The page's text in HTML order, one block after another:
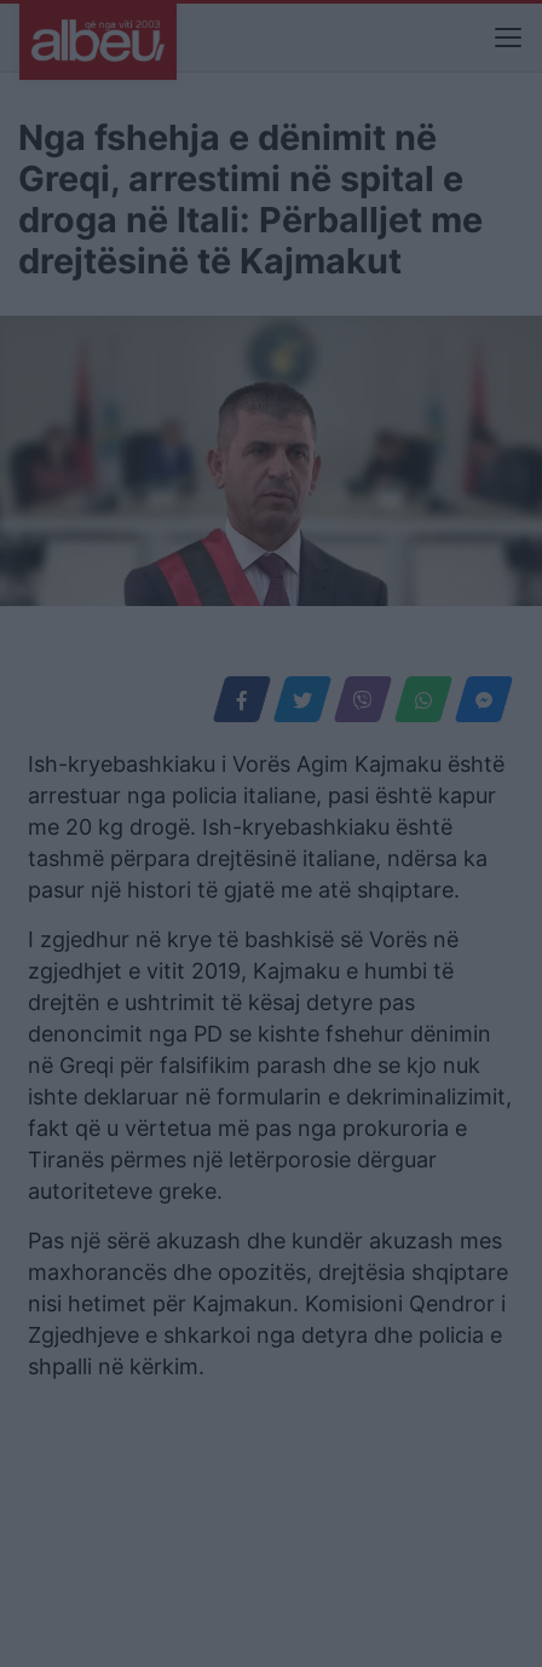
Nga fshehja e dënimit në
Greqi, arrestimi në spital e
droga në Itali: Përballjet me
drejtësinë të Kajmakut
Ish-kryebashkiaku i Vorës Agim Kajmaku është
arrestuar nga policia italiane, pasi është kapur
me 20 kg drogë. Ish-kryebashkiaku është
tashmë përpara drejtësinë italiane, ndërsa ka
pasur një histori të gjatë me atë shqiptare.
I zgjedhur në krye të bashkisë së Vorës në
zgjedhjet e vitit 2019, Kajmaku e humbi të
drejtën e ushtrimit të kësaj detyre pas
denoncimit nga PD se kishte fshehur dënimin
në Greqi për falsifikim parash dhe se kjo nuk
ishte deklaruar në formularin e dekriminalizimit,
fakt që u vërtetua më pas nga prokuroria e
Tiranës përmes një letërporosie dërguar
autoriteteve greke.
Pas një sërë akuzash dhe kundër akuzash mes
maxhorancës dhe opozitës, drejtësia shqiptare
nisi hetimet për Kajmakun. Komisioni Qendror i
Zgjedhjeve e shkarkoi nga detyra dhe policia e
shpalli në kërkim.